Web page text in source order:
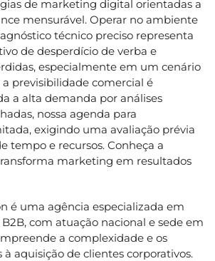
de marketing digital orientadas a
mensurável. Operar no ambiente
técnico preciso representa
de desperdício de verba e
especialmente em um cenário
previsibilidade comercial é
a alta demanda por análises
nossa agenda para
exigindo uma avaliação prévia
tempo e recursos. Conheça a
marketing em resultados
é uma agência especializada em
com atuação nacional e sede em
a complexidade e os
à aquisição de clientes corporativos.